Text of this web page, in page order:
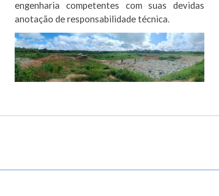
engenharia competentes com suas devidas
anotação de responsabilidade técnica.